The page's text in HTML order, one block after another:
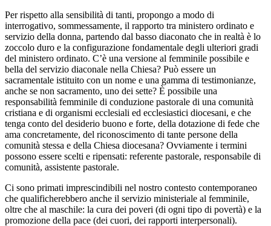
Per rispetto alla sensibilità di tanti, propongo a modo di
interrogativo, sommessamente, il rapporto tra ministero ordinato e
servizio della donna, partendo dal basso diaconato che in realtà è lo
zoccolo duro e la configurazione fondamentale degli ulteriori gradi
del ministero ordinato. C’è una versione al femminile possibile e
bella del servizio diaconale nella Chiesa? Può essere un
sacramentale istituito con un nome e una gamma di testimonianze,
anche se non sacramento, uno dei sette? È possibile una
responsabilità femminile di conduzione pastorale di una comunità
cristiana e di organismi ecclesiali ed ecclesiastici diocesani, e che
tenga conto del desiderio buono e forte, della dotazione di fede che
ama concretamente, del riconoscimento di tante persone della
comunità stessa e della Chiesa diocesana? Ovviamente i termini
possono essere scelti e ripensati: referente pastorale, responsabile di
comunità, assistente pastorale.
Ci sono primati imprescindibili nel nostro contesto contemporaneo
che qualificherebbero anche il servizio ministeriale al femminile,
oltre che al maschile: la cura dei poveri (di ogni tipo di povertà) e la
promozione della pace (dei cuori, dei rapporti interpersonali).